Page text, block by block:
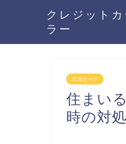
クレジットカ
ラー
JCBカード
住まい
時の対